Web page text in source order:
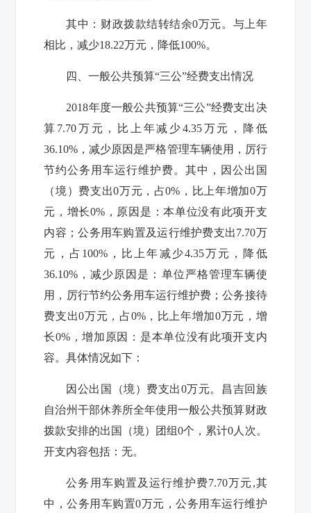
其中：财政拨款结转结余0万元。与上年
相比，减少18.22万元，降低100%。
四、一般公共预算“三公”经费支出情况
2018年度一般公共预算“三公”经费支出决
算 7.70万元，比上年减少4.35万元，降低
36.10% ，减少原因是严格管理车辆使用，厉行
节约公务用车运行维护费。其中，因公出国
（境）费支出0万元，占0% ，比上年增加0万
元，增长0% ，原因是：本单位没有此项开支
内容；公务用车购置及运行维护费支出7.70万
元，占 100%，比上年减少4.35万元，降低
36.10% ，减少原因是：单位严格管理车辆使
用，厉行节约公务用车运行维护费；公务接待
费支出0万元，占0%，比上年增加0万元，增
长0% ，增加原因：是本单位没有此项开支内
容。具体情况如下：
因公出国（境）费支出0万元。昌吉回族
自治州干部休养所全年使用一般公共预算财政
拨款安排的出国（境）团组0个，累计0 人次。
开支内容包括：无。
公务用车购置及运行维护费7.70万元 ,其
中，公务用车购置0万元，公务用车运行维护